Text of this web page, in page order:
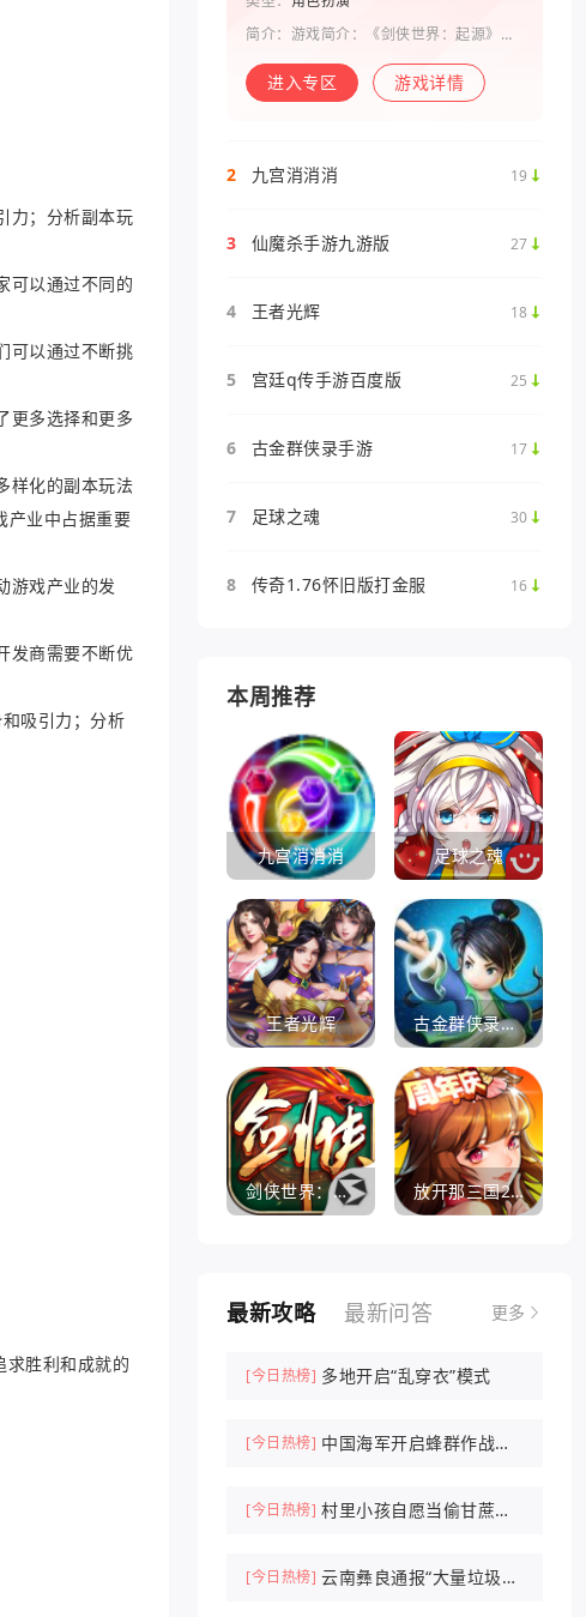
力；分析副本玩
可以通过不同的
可以通过不断挑
更多选择和更多
样化的副本玩法
产业中占据重要
游戏产业的发
发商需要不断优
吸引力；分析
求胜利和成就的
简介：游戏简介：《剑侠世界：起源》是
系列手游。复刻《剑侠世界》端游玩法和
画面，还原“剑侠情缘”端游时代的特色设
进入专区 游戏详情
2 九宫消消消 19
3 仙魔杀手游九游版 27
4 王者光辉 18
5 宫廷q传手游百度版 25
6 古金群侠录手游 17
7 足球之魂 30
8 传奇1.76怀旧版打金服 16
本周推荐
九宫消消消 足球之魂
王者光辉 古金群侠录手游
剑侠世界：起源 放开那三国2360版
最新攻略 最新问答 更多
[今日热榜] 多地开启“乱穿衣”模式
[今日热榜] 中国海军开启蜂群作战时
[今日热榜] 村里小孩自愿当偷甘蔗农
[今日热榜] 云南彝良通报“大量垃圾倾